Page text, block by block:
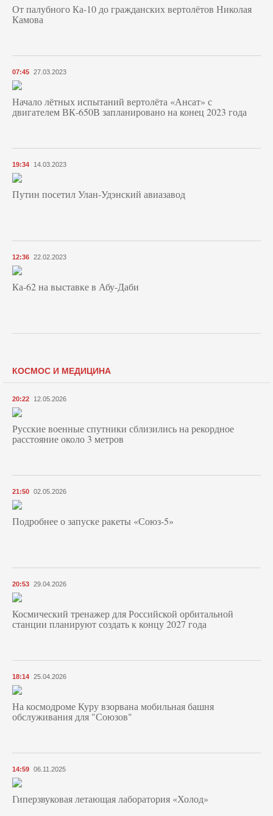
От палубного Ка-10 до гражданских вертолётов Николая
Камова
07:45 27.03.2023
Начало лётных испытаний вертолёта «Ансат» с
двигателем ВК-650В запланировано на конец 2023 года
19:34 14.03.2023
Путин посетил Улан-Удэнский авиазавод
12:36 22.02.2023
Ка-62 на выставке в Абу-Даби
КОСМОС И МЕДИЦИНА
20:22 12.05.2026
Русские военные спутники сблизились на рекордное
расстояние около 3 метров
21:50 02.05.2026
Подробнее о запуске ракеты «Союз‑5»
20:53 29.04.2026
Космический тренажер для Российской орбитальной
станции планируют создать к концу 2027 года
18:14 25.04.2026
На космодроме Куру взорвана мобильная башня
обслуживания для "Союзов"
14:59 06.11.2025
Гиперзвуковая летающая лаборатория «Холод»